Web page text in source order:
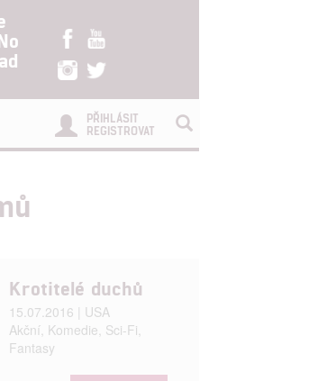
PŘIHLÁSIT
REGISTROVAT
Krotitelé duchů
15.07.2016 | USA
Akční, Komedie, Sci-Fi,
Fantasy